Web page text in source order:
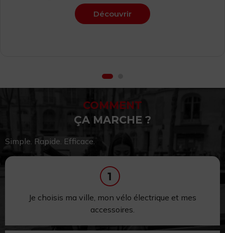
Découvrir
COMMENT
ÇA MARCHE ?
Simple. Rapide. Efficace.
Je choisis ma ville, mon vélo électrique et mes
accessoires.